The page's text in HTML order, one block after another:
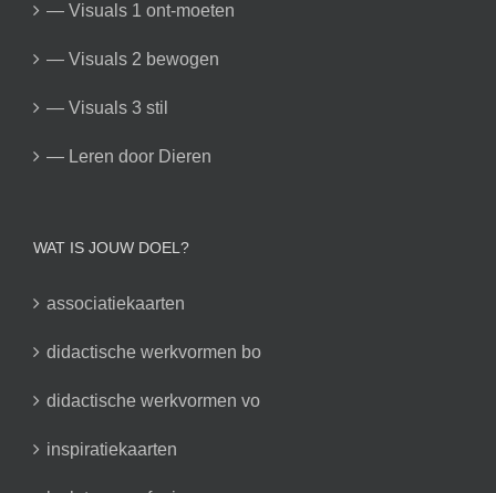
— Visuals 1 ont-moeten
— Visuals 2 bewogen
— Visuals 3 stil
— Leren door Dieren
WAT IS JOUW DOEL?
associatiekaarten
didactische werkvormen bo
didactische werkvormen vo
inspiratiekaarten